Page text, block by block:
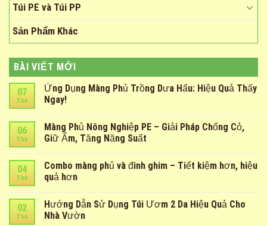
Túi PE và Túi PP
Sản Phẩm Khác
BÀI VIẾT MỚI
07
Th6
Ứng Dụng Màng Phủ Trồng Dưa Hấu: Hiệu Quả Thấy
Ngay!
06
Th6
Màng Phủ Nông Nghiệp PE – Giải Pháp Chống Cỏ,
Giữ Ẩm, Tăng Năng Suất
04
Th6
Combo màng phủ và đinh ghim – Tiết kiệm hơn, hiệu
quả hơn
02
Th6
Hướng Dẫn Sử Dụng Túi Ươm 2 Da Hiệu Quả Cho
Nhà Vườn